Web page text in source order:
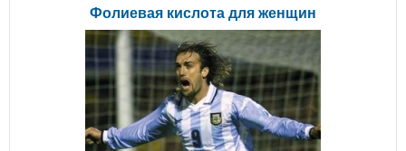
Фолиевая кислота для женщин